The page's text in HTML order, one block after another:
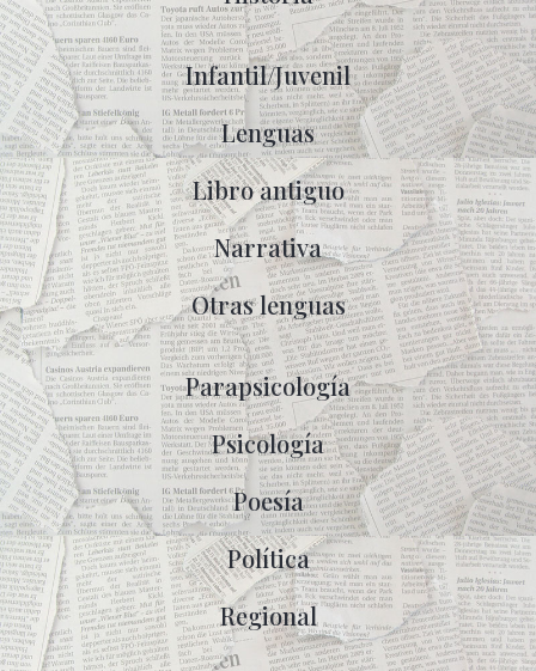
Infantil/Juvenil
Lenguas
Libro antiguo
Narrativa
Otras lenguas
Parapsicología
Psicología
Poesía
Política
Regional